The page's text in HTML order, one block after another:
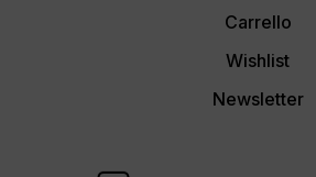
Carrello
Wishlist
Newsletter